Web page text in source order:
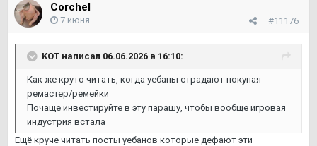
Corchel
#11176
7 июня
KOТ написал 06.06.2026 в 16:10:
Как же круто читать, когда уебаны страдают покупая
ремастер/ремейки
Почаще инвестируйте в эту парашу, чтобы вообще игровая
индустрия встала
Ещё круче читать посты уебанов которые дефают эти